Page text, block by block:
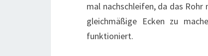
mal nachschleifen, da das
gleichmäßige Ecken zu
funktioniert.